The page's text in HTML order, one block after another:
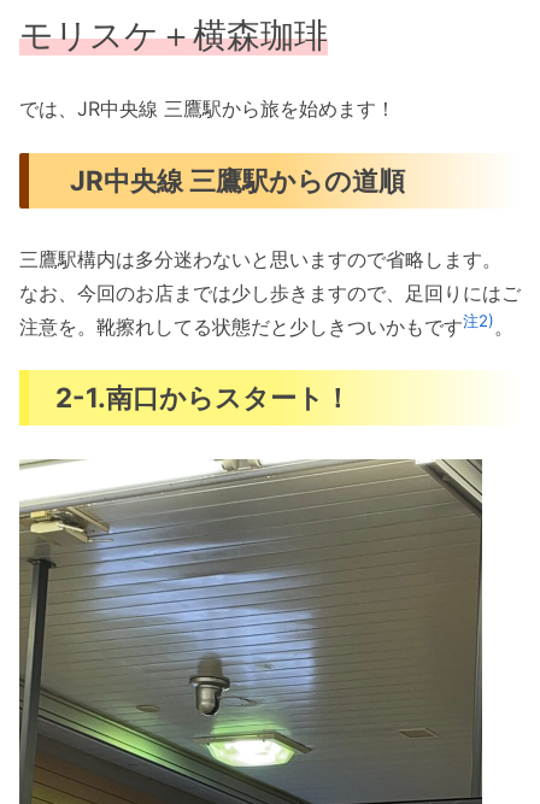
モリスケ＋横森珈琲
では、JR中央線 三鷹駅から旅を始めます！
JR中央線 三鷹駅からの道順
三鷹駅構内は多分迷わないと思いますので省略します。
なお、今回のお店までは少し歩きますので、足回りにはご
注意を。靴擦れしてる状態だと少しきついかもです注2)。
2-1.南口からスタート！